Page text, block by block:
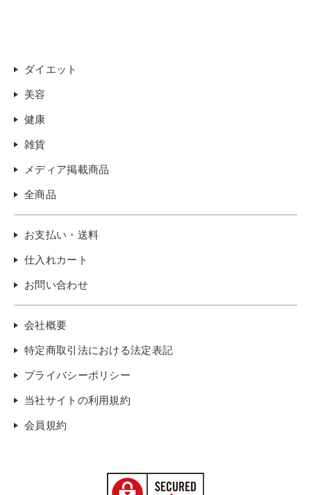
ダイエット
美容
健康
雑貨
メディア掲載商品
全商品
お支払い・送料
仕入れカート
お問い合わせ
会社概要
特定商取引法における法定表記
プライバシーポリシー
当社サイトの利用規約
会員規約